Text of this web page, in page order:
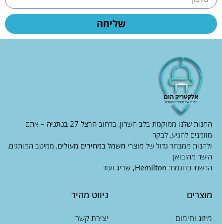
שליחה
החנות שלנו ממוקמת בלב השרון, ברחוב הרצל 27 בנתניה
– אתם
מוזמנים להגיע, לבקר
ולהנות ממבחר גדול של מוצרי חשמל במחירים מעולים, ממיטב המותגים,
הישר מהיבואן
הרשמי כדוגמת: Hemilton, שריג ועוד.
מוצרים
מיזוג וחימום
ניווט מהיר
יצירת קשר